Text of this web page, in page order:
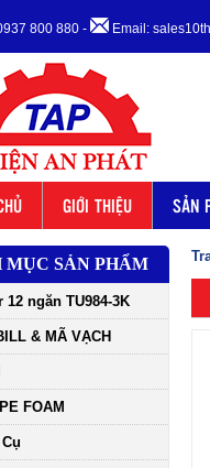
800 880 - Email:
GIỚI THIỆU SẢN
MỤC SẢN PHẨM
12 ngăn TU984-3K
& MÃ VẠCH
FOAM